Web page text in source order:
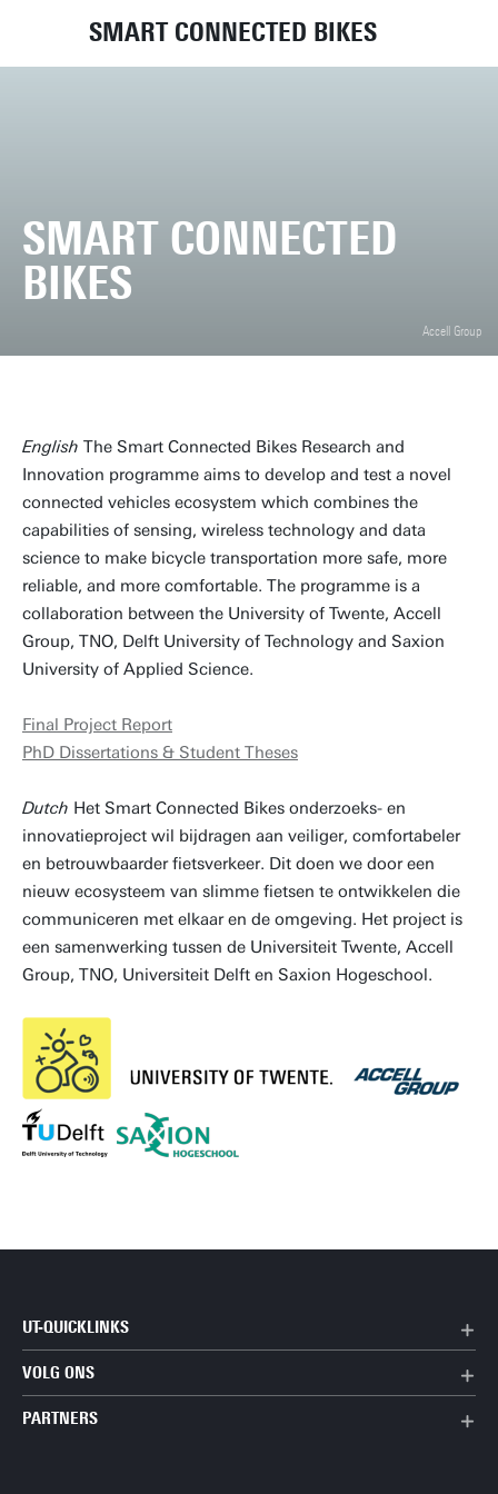
SMART CONNECTED BIKES
Accell Group
SMART CONNECTED
BIKES
English The Smart Connected Bikes Research and
Innovation programme aims to develop and test a novel
connected vehicles ecosystem which combines the
capabilities of sensing, wireless technology and data
science to make bicycle transportation more safe, more
reliable, and more comfortable. The programme is a
collaboration between the University of Twente, Accell
Group, TNO, Delft University of Technology and Saxion
University of Applied Science.
Final Project Report
PhD Dissertations & Student Theses
Dutch Het Smart Connected Bikes onderzoeks- en
innovatieproject wil bijdragen aan veiliger, comfortabeler
en betrouwbaarder fietsverkeer. Dit doen we door een
nieuw ecosysteem van slimme fietsen te ontwikkelen die
communiceren met elkaar en de omgeving. Het project is
een samenwerking tussen de Universiteit Twente, Accell
Group, TNO, Universiteit Delft en Saxion Hogeschool.
UT-QUICKLINKS
VOLG ONS
PARTNERS